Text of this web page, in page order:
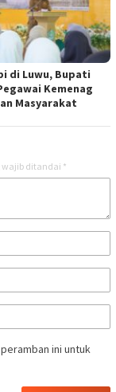
di Luwu, Bupati
Kemenag
Masyarakat
wajib ditandai *
ini untuk